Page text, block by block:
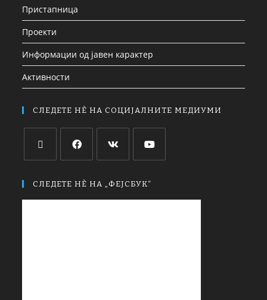
Пристапница
Проекти
Информации од јавен карактер
Активности
СЛЕДЕТЕ НЀ НА СОЦИЈАЛНИТЕ МЕДИУМИ
СЛЕДЕТЕ НЀ НА „ФЕЈСБУК“